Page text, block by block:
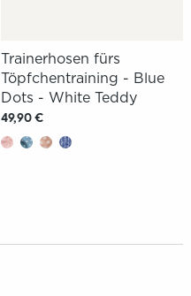
Trainerhosen fürs
Töpfchentraining - Blue
Dots - White Teddy
49,90 €